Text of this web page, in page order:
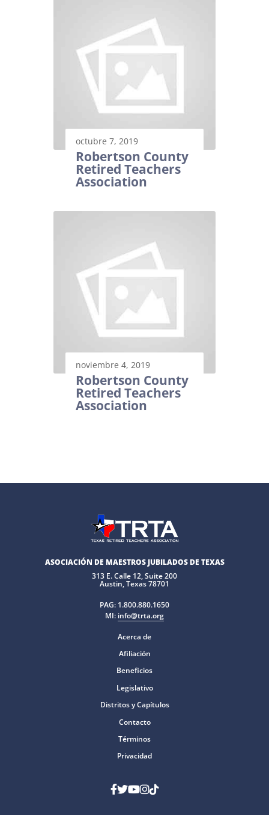
octubre 7, 2019
Robertson County
Retired Teachers
Association
noviembre 4, 2019
Robertson County
Retired Teachers
Association
ASOCIACIÓN DE MAESTROS JUBILADOS DE TEXAS
313 E. Calle 12, Suite 200
Austin, Texas 78701
PAG: 1.800.880.1650
MI: info@trta.org
Acerca de
Afiliación
Beneficios
Legislativo
Distritos y Capítulos
Contacto
Términos
Privacidad
Facebook
Gorjeo
YouTube
Instagram
Tik Tok